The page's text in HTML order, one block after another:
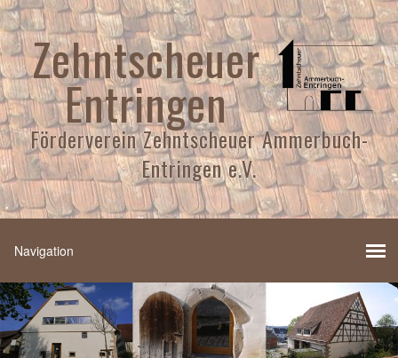
Zehntscheuer
Entringen
Förderverein Zehntscheuer Ammerbuch-
Entringen e.V.